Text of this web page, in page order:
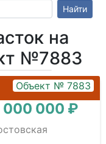
Найти
на
№7883
Объект № 7883
000 000 ₽